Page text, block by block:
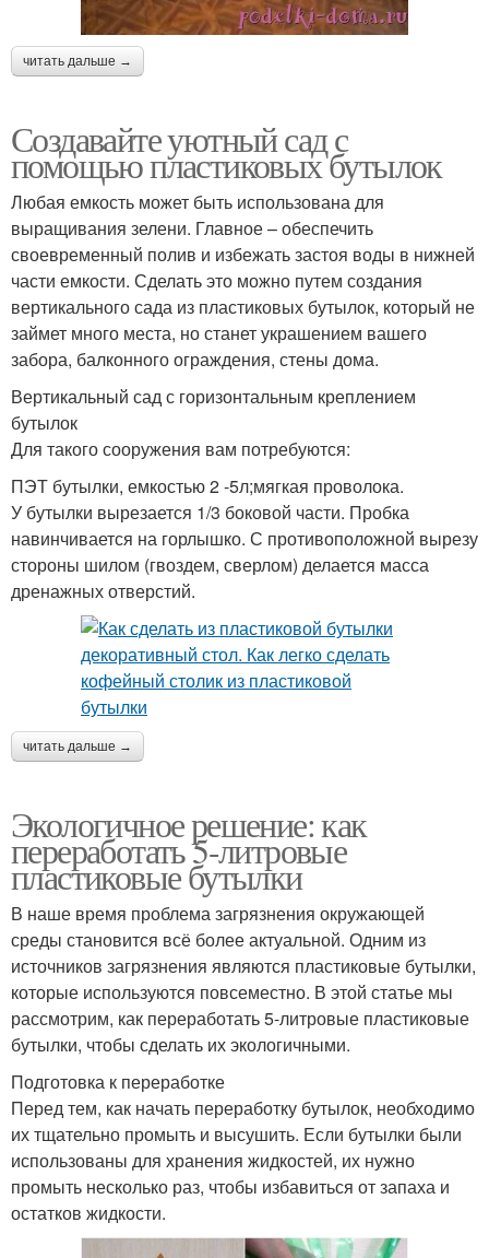
читать дальше →
Создавайте уютный сад с
помощью пластиковых бутылок
Любая емкость может быть использована для
выращивания зелени. Главное – обеспечить
своевременный полив и избежать застоя воды в нижней
части емкости. Сделать это можно путем создания
вертикального сада из пластиковых бутылок, который не
займет много места, но станет украшением вашего
забора, балконного ограждения, стены дома.
Вертикальный сад с горизонтальным креплением
бутылок
Для такого сооружения вам потребуются:
ПЭТ бутылки, емкостью 2 -5л;мягкая проволока.
У бутылки вырезается 1/3 боковой части. Пробка
навинчивается на горлышко. С противоположной вырезу
стороны шилом (гвоздем, сверлом) делается масса
дренажных отверстий.
читать дальше →
Экологичное решение: как
переработать 5-литровые
пластиковые бутылки
В наше время проблема загрязнения окружающей
среды становится всё более актуальной. Одним из
источников загрязнения являются пластиковые бутылки,
которые используются повсеместно. В этой статье мы
рассмотрим, как переработать 5-литровые пластиковые
бутылки, чтобы сделать их экологичными.
Подготовка к переработке
Перед тем, как начать переработку бутылок, необходимо
их тщательно промыть и высушить. Если бутылки были
использованы для хранения жидкостей, их нужно
промыть несколько раз, чтобы избавиться от запаха и
остатков жидкости.